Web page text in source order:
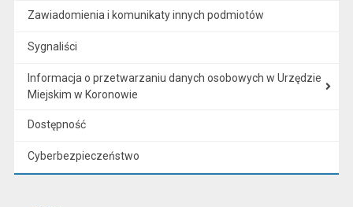
Zawiadomienia i komunikaty innych podmiotów
Sygnaliści
Informacja o przetwarzaniu danych osobowych w Urzędzie
Miejskim w Koronowie
Dostępność
Cyberbezpieczeństwo